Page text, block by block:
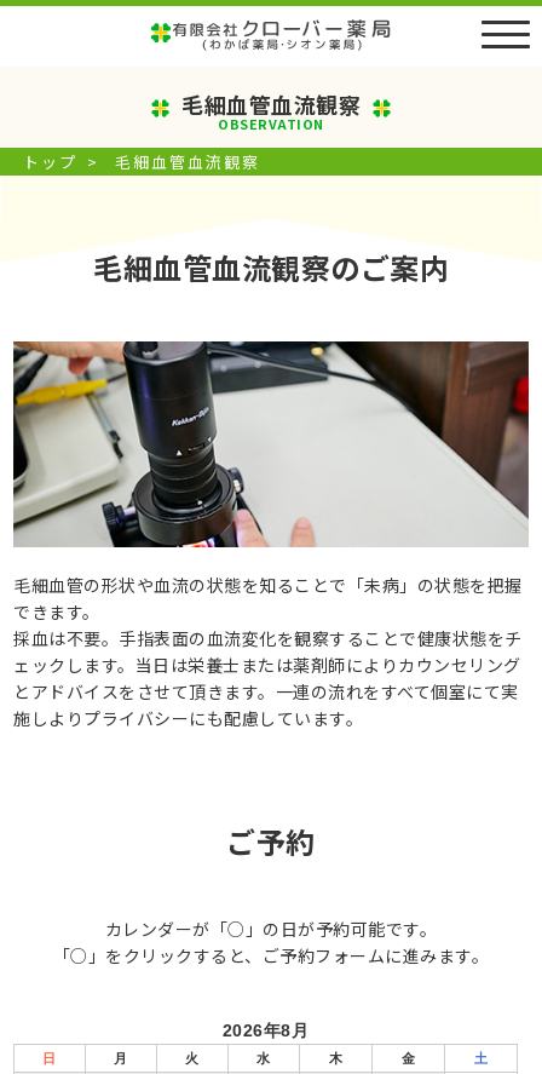
毛細血管血流観察
OBSERVATION
トップ > 毛細血管血流観察
毛細血管血流観察のご案内
毛細血管の形状や血流の状態を知ることで「未病」の状態を把握
できます。
採血は不要。手指表面の血流変化を観察することで健康状態をチ
ェックします。当日は栄養士または薬剤師によりカウンセリング
とアドバイスをさせて頂きます。一連の流れをすべて個室にて実
施しよりプライバシーにも配慮しています。
ご予約
カレンダーが「○」の日が予約可能です。
「○」をクリックすると、ご予約フォームに進みます。
2026年8月
日 月 火 水 木 金 土